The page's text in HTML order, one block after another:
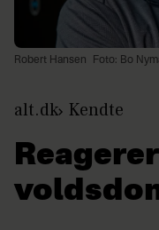
Robert Hansen Foto: Bo
alt.dk Kendte